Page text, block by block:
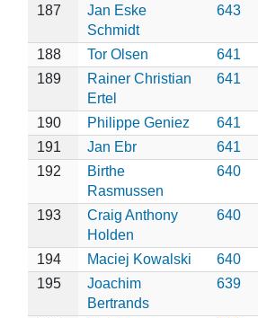
187
Jan Eske
Schmidt
643
188 Tor Olsen
641
189
Rainer Christian
Ertel
641
190 Philippe Geniez
641
191
Jan Ebr
641
192
Birthe
Rasmussen
640
193
Craig Anthony
Holden
640
194 Maciej Kowalski
640
195
Joachim
Bertrands
639